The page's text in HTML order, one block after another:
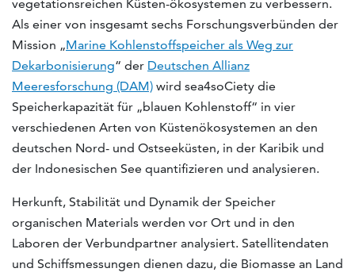
vegetationsreichen Küsten-ökosystemen zu verbessern.
Als einer von insgesamt sechs Forschungsverbünden der
Mission „Marine Kohlenstoffspeicher als Weg zur
Dekarbonisierung“ der Deutschen Allianz
Meeresforschung (DAM) wird sea4soCiety die
Speicherkapazität für „blauen Kohlenstoff“ in vier
verschiedenen Arten von Küstenökosystemen an den
deutschen Nord- und Ostseeküsten, in der Karibik und
der Indonesischen See quantifizieren und analysieren.
Herkunft, Stabilität und Dynamik der Speicher
organischen Materials werden vor Ort und in den
Laboren der Verbundpartner analysiert. Satellitendaten
und Schiffsmessungen dienen dazu, die Biomasse an Land